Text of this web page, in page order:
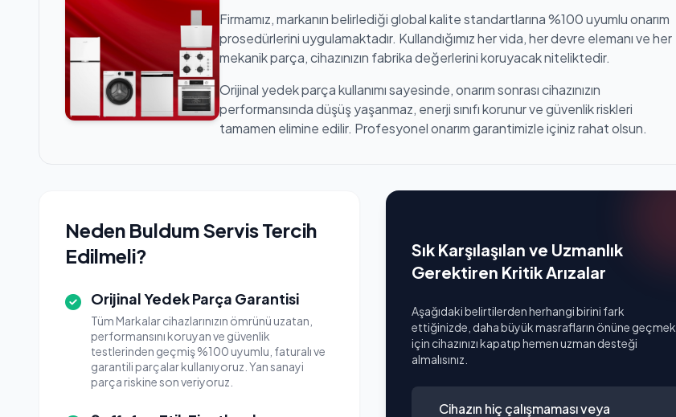
Firmamız, markanın belirlediği global kalite standartlarına %100 uyumlu onarım
prosedürlerini uygulamaktadır. Kullandığımız her vida, her devre elemanı ve her
mekanik parça, cihazınızın fabrika değerlerini koruyacak niteliktedir.
Orijinal yedek parça kullanımı sayesinde, onarım sonrası cihazınızın
performansında düşüş yaşanmaz, enerji sınıfı korunur ve güvenlik riskleri
tamamen elimine edilir. Profesyonel onarım garantimizle içiniz rahat olsun.
Neden Buldum Servis Tercih
Edilmeli?
Orijinal Yedek Parça Garantisi
Tüm Markalar cihazlarınızın ömrünü uzatan,
performansını koruyan ve güvenlik
testlerinden geçmiş %100 uyumlu, faturalı ve
garantili parçalar kullanıyoruz. Yan sanayi
parça riskine son veriyoruz.
Sık Karşılaşılan ve Uzmanlık
Gerektiren Kritik Arızalar
Aşağıdaki belirtilerden herhangi birini fark
ettiğinizde, daha büyük masrafların önüne geçmek
için cihazınızı kapatıp hemen uzman desteği
almalısınız.
Cihazın hiç çalışmaması veya